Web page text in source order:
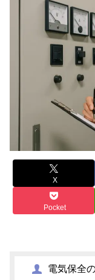
X
Pocket
電気保全